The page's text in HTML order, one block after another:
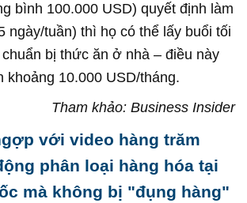
bình 100.000 USD) quyết định làm
ngày/tuần) thì họ có thể lấy buổi tối
bị thức ăn ở nhà – điều này
khoảng 10.000 USD/tháng.
Tham khảo: Business Insider
với video hàng trăm
phân loại hàng hóa tại
mà không bị "đụng hàng"